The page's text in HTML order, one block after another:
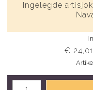
Ingelegde
€ 24,01